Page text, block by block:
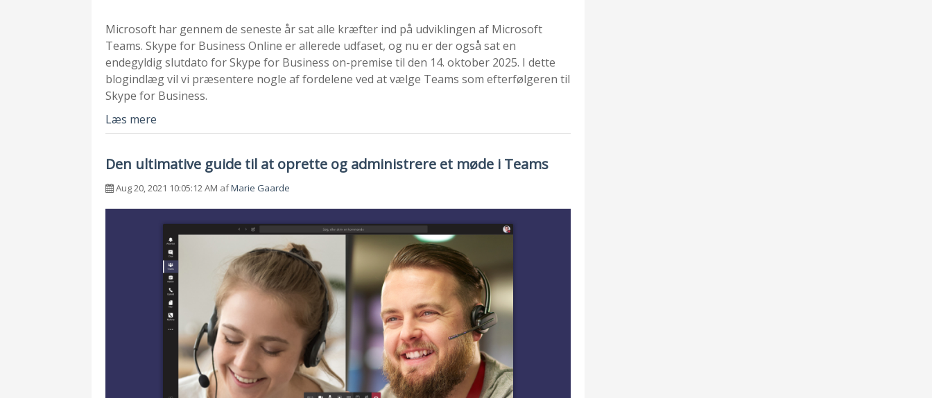
Microsoft har gennem de seneste år sat alle kræfter ind på udviklingen af Microsoft
Teams. Skype for Business Online er allerede udfaset, og nu er der også sat en
endegyldig slutdato for Skype for Business on-premise til den 14. oktober 2025. I dette
blogindlæg vil vi præsentere nogle af fordelene ved at vælge Teams som efterfølgeren til
Skype for Business.
Læs mere
Den ultimative guide til at oprette og administrere et møde i Teams
Aug 20, 2021 10:05:12 AM afMarie Gaarde